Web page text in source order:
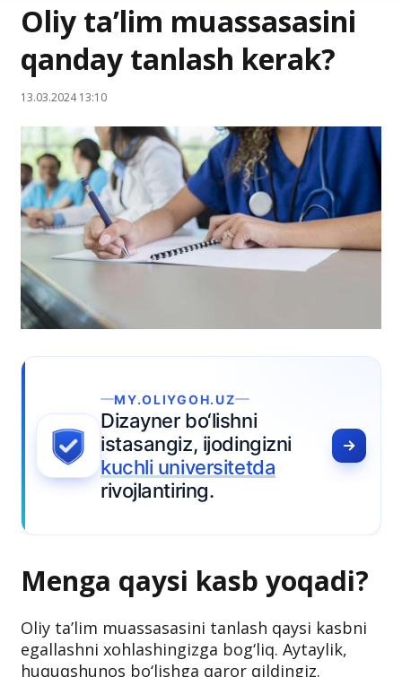
Oliy ta’lim muassasasini
qanday tanlash kerak?
13.03.2024 13:10
Menga qaysi kasb yoqadi?